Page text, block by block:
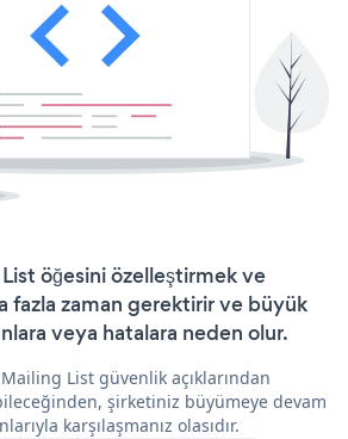
öğesini özelleştirmek ve
fazla zaman gerektirir ve büyük
veya hatalara neden olur.
List güvenlik açıklarından
şirketiniz büyümeye devam
karşılaşmanız olasıdır.